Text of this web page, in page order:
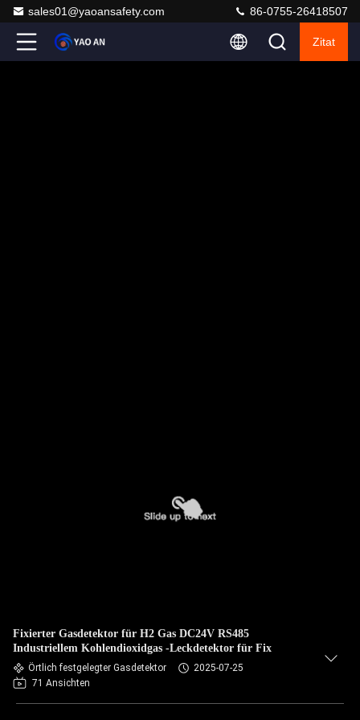
sales01@yaoansafety.com 86-0755-26418507
Zitat
Fixierter Gasdetektor für H2 Gas DC24V RS485
Industriellem Kohlendioxidgas -Leckdetektor für Fix
Örtlich festgelegter Gasdetektor
2025-07-25
71 Ansichten